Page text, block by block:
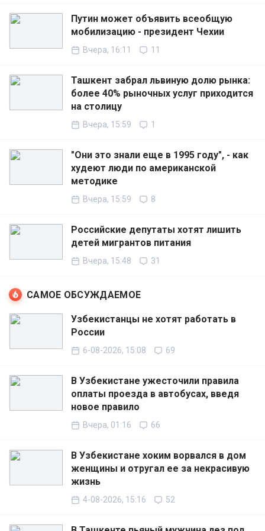
Путин может объявить всеобщую
мобилизацию - президент Чехии
Вчера, 16:11 11
Ташкент забрал львиную долю рынка:
более 40% рыночных услуг приходится
на столицу
Вчера, 15:59 1
"Они это знали еще в 1995 году", - как
худеют люди по американской
методике
Вчера, 15:59 8
Российские депутаты хотят лишить
детей мигрантов питания
Вчера, 15:48 31
САМОЕ ОБСУЖДАЕМОЕ
Узбекистанцы не хотят работать в
России
6-08-2026, 15:08 69
В Узбекистане ужесточили правила
оплаты проезда в автобусах, введя
новое правило
Вчера, 01:16 66
В Узбекистане хоким ворвался в дом
женщины и отругал ее за некрасивую
жизнь
4-08-2026, 15:16 52